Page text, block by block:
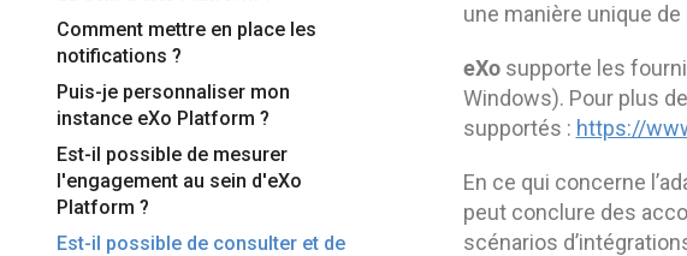
Comment mettre en place les
notifications ?
Puis-je personnaliser mon
instance eXo Platform ?
Est-il possible de mesurer
l'engagement au sein d'eXo
Platform ?
Est-il possible de consulter et de
une manière unique
eXosupporte les
Windows). Pour plus
supportés : https://
En ce qui concerne
peut conclure des
scénarios